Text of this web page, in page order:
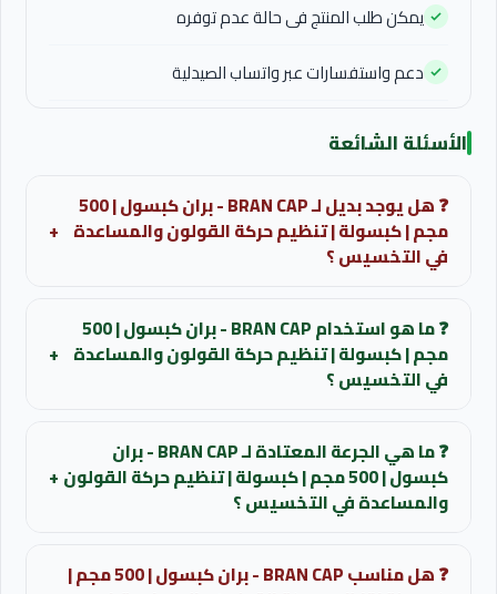
يمكن طلب المنتج فى حالة عدم توفره
دعم واستفسارات عبر واتساب الصيدلية
الأسئلة الشائعة
❓ هل يوجد بديل لـ BRAN CAP - بران كبسول | 500
مجم | كبسولة | تنظيم حركة القولون والمساعدة
في التخسيس ؟
+
نفس التأثير العلاجي.
للحصول على ترشيح مناسب لحالتك يمكن التواصل مع الصيدلي
استفسر عن البدائل المتاحة
❓ ما هو استخدام BRAN CAP - بران كبسول | 500
مجم | كبسولة | تنظيم حركة القولون والمساعدة
في التخسيس ؟
+
علاج حالات الإمساك المزمن وتسهيل عملية الإخراج تخفيف
أعراض واضطرابات القولون العصبي وتنظيم حركة الأمعاء
❓ ما هي الجرعة المعتادة لـ BRAN CAP - بران
كبسول | 500 مجم | كبسولة | تنظيم حركة القولون
والمساعدة في التخسيس ؟
+
للاطفال: يمنع استخدامه دون استشارة الطبيب وتحديد الجرعة
❓ هل مناسب BRAN CAP - بران كبسول | 500 مجم |